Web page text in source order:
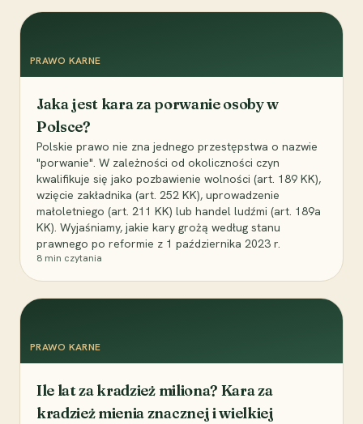
PRAWO KARNE
Jaka jest kara za porwanie osoby w
Polsce?
Polskie prawo nie zna jednego przestępstwa o nazwie
"porwanie". W zależności od okoliczności czyn
kwalifikuje się jako pozbawienie wolności (art. 189 KK),
wzięcie zakładnika (art. 252 KK), uprowadzenie
małoletniego (art. 211 KK) lub handel ludźmi (art. 189a
KK). Wyjaśniamy, jakie kary grożą według stanu
prawnego po reformie z 1 października 2023 r.
8 min czytania
PRAWO KARNE
Ile lat za kradzież miliona? Kara za
kradzież mienia znacznej i wielkiej